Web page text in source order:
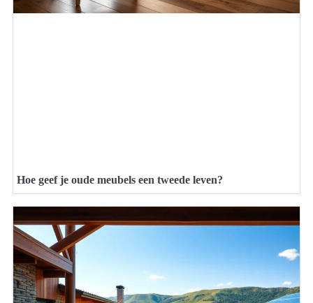
Hoe geef je oude meubels een tweede leven?